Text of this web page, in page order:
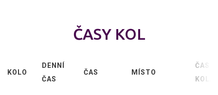
ČASY KOL
KOLO
DENNÍ
ČAS
ČAS MÍSTO
ČAS
KOLA